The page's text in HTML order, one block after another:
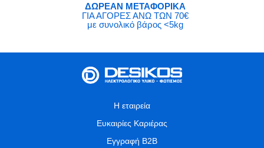
ΔΩΡΕΑΝ ΜΕΤΑΦΟΡΙΚΑ
ΓΙΑ ΑΓΟΡΕΣ ΑΝΩ ΤΩΝ 70€
με συνολικό βάρος <5kg
Η εταιρεία
Ευκαιρίες Καριέρας
Εγγραφή B2B